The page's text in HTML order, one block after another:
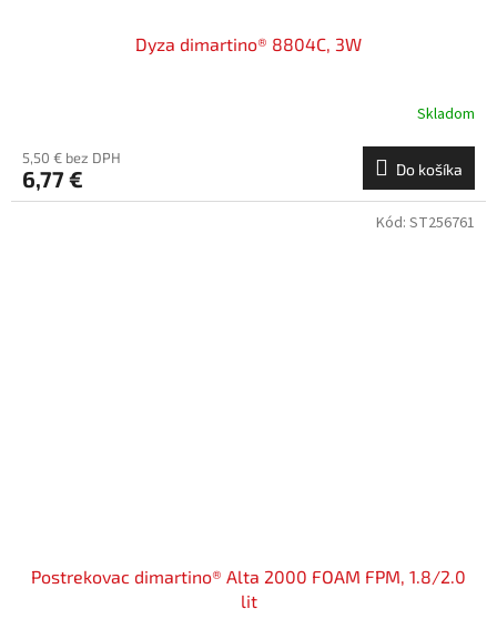
Dyza dimartino® 8804C, 3W
Skladom
5,50 € bez DPH
6,77 € Do košíka
Postrekovac dimartino® Alta 2000 FOAM FPM, 1.8/2.0
lit
Kód: ST256761